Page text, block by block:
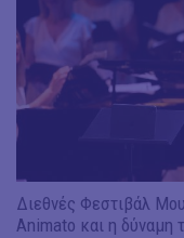
Διεθνές Φεστιβάλ
Animato και η δύναμη